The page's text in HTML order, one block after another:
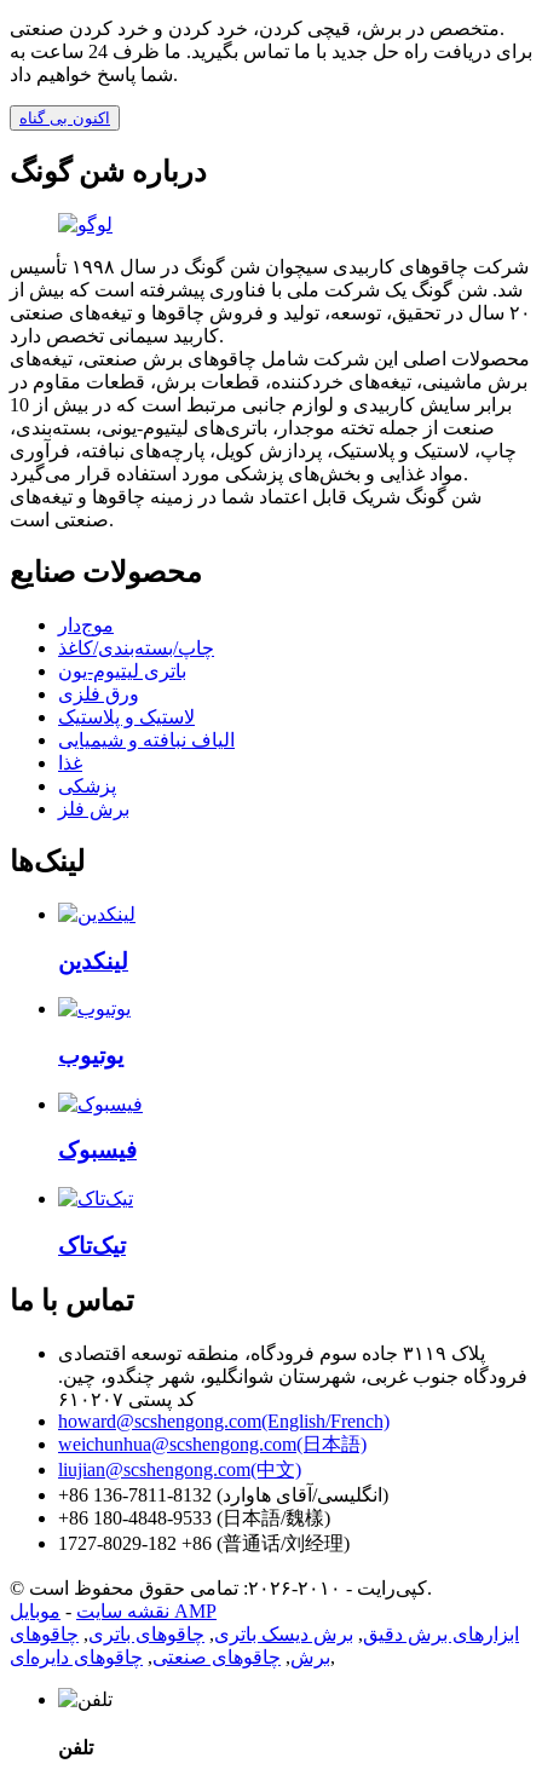
متخصص در برش، قیچی کردن، خرد کردن و خرد کردن صنعتی.
برای دریافت راه حل جدید با ما تماس بگیرید. ما ظرف 24 ساعت به
شما پاسخ خواهیم داد.
اکنون بی گناه
درباره شن گونگ
شرکت چاقوهای کاربیدی سیچوان شن گونگ در سال ۱۹۹۸ تأسیس
شد. شن گونگ یک شرکت ملی با فناوری پیشرفته است که بیش از
۲۰ سال در تحقیق، توسعه، تولید و فروش چاقوها و تیغه‌های صنعتی
کاربید سیمانی تخصص دارد.
محصولات اصلی این شرکت شامل چاقوهای برش صنعتی، تیغه‌های
برش ماشینی، تیغه‌های خردکننده، قطعات برش، قطعات مقاوم در
برابر سایش کاربیدی و لوازم جانبی مرتبط است که در بیش از 10
صنعت از جمله تخته موجدار، باتری‌های لیتیوم-یونی، بسته‌بندی،
چاپ، لاستیک و پلاستیک، پردازش کویل، پارچه‌های نبافته، فرآوری
مواد غذایی و بخش‌های پزشکی مورد استفاده قرار می‌گیرد.
شن گونگ شریک قابل اعتماد شما در زمینه چاقوها و تیغه‌های
صنعتی است.
محصولات صنایع
موج‌دار
چاپ/بسته‌بندی/کاغذ
باتری لیتیوم-یون
ورق فلزی
لاستیک و پلاستیک
الیاف نبافته و شیمیایی
غذا
پزشکی
برش فلز
لینک‌ها
لینکدین
یوتیوب
فیسبوک
تیک‌تاک
تماس با ما
پلاک ۳۱۱۹ جاده سوم فرودگاه، منطقه توسعه اقتصادی
فرودگاه جنوب غربی، شهرستان شوانگلیو، شهر چنگدو، چین.
کد پستی ۶۱۰۲۰۷
howard@scshengong.com(English/French)
weichunhua@scshengong.com(日本語)
liujian@scshengong.com(中文)
‎+86 136-7811-8132 (انگلیسی/آقای هاوارد)
+86 180-4848-9533 (日本語/魏樣)
1727-8029-182 +86 (普通话/刘经理)
© کپی‌رایت - ۲۰۱۰-۲۰۲۶: تمامی حقوق محفوظ است.
نقشه سایت -
موبایل AMP
ابزارهای برش دقیق, برش دیسک باتری, چاقوهای باتری, چاقوهای
برش, چاقوهای صنعتی, چاقوهای دایره‌ای ,
تلفن